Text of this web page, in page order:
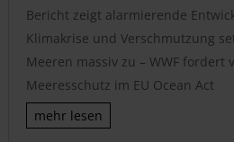
Bericht zeigt alarmierende
Klimakrise und Verschmutzung
Meeren massiv zu – WWF fordert
Meeresschutz im EU Ocean Act
mehr lesen